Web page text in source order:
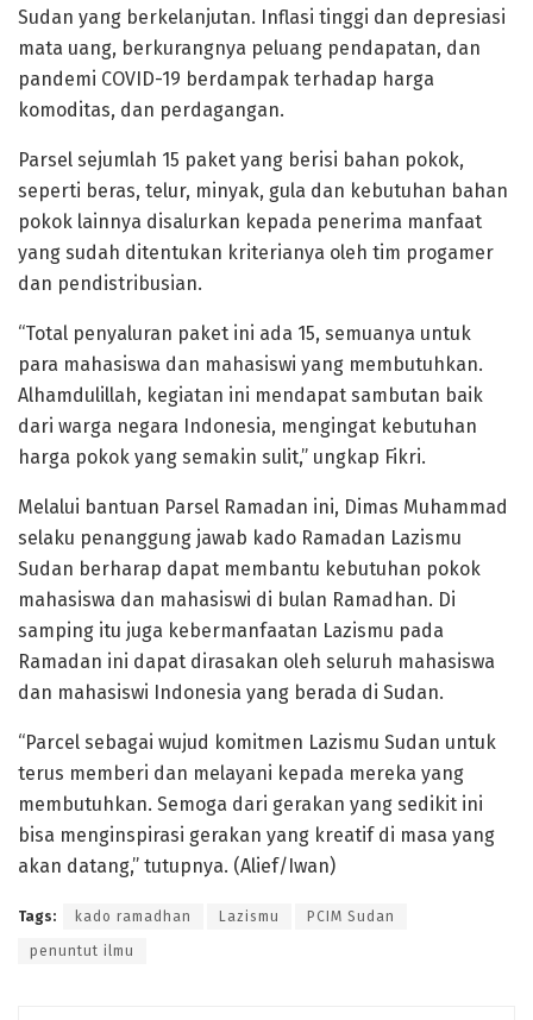
Sudan yang berkelanjutan. Inflasi tinggi dan depresiasi
mata uang, berkurangnya peluang pendapatan, dan
pandemi COVID-19 berdampak terhadap harga
komoditas, dan perdagangan.
Parsel sejumlah 15 paket yang berisi bahan pokok,
seperti beras, telur, minyak, gula dan kebutuhan bahan
pokok lainnya disalurkan kepada penerima manfaat
yang sudah ditentukan kriterianya oleh tim progamer
dan pendistribusian.
“Total penyaluran paket ini ada 15, semuanya untuk
para mahasiswa dan mahasiswi yang membutuhkan.
Alhamdulillah, kegiatan ini mendapat sambutan baik
dari warga negara Indonesia, mengingat kebutuhan
harga pokok yang semakin sulit,” ungkap Fikri.
Melalui bantuan Parsel Ramadan ini, Dimas Muhammad
selaku penanggung jawab kado Ramadan Lazismu
Sudan berharap dapat membantu kebutuhan pokok
mahasiswa dan mahasiswi di bulan Ramadhan. Di
samping itu juga kebermanfaatan Lazismu pada
Ramadan ini dapat dirasakan oleh seluruh mahasiswa
dan mahasiswi Indonesia yang berada di Sudan.
“Parcel sebagai wujud komitmen Lazismu Sudan untuk
terus memberi dan melayani kepada mereka yang
membutuhkan. Semoga dari gerakan yang sedikit ini
bisa menginspirasi gerakan yang kreatif di masa yang
akan datang,” tutupnya. (Alief/Iwan)
Tags: kado ramadhan Lazismu PCIM Sudan
penuntut ilmu